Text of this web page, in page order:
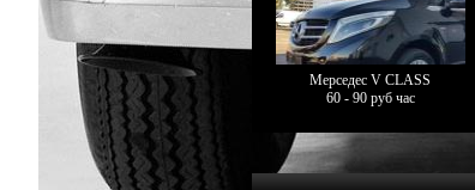
Мерседес V CLASS
60 - 90 руб час